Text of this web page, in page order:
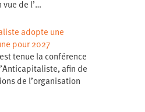
vue de l’…
adopte une
pour 2027
tenue la conférence
afin de
de l’organisation